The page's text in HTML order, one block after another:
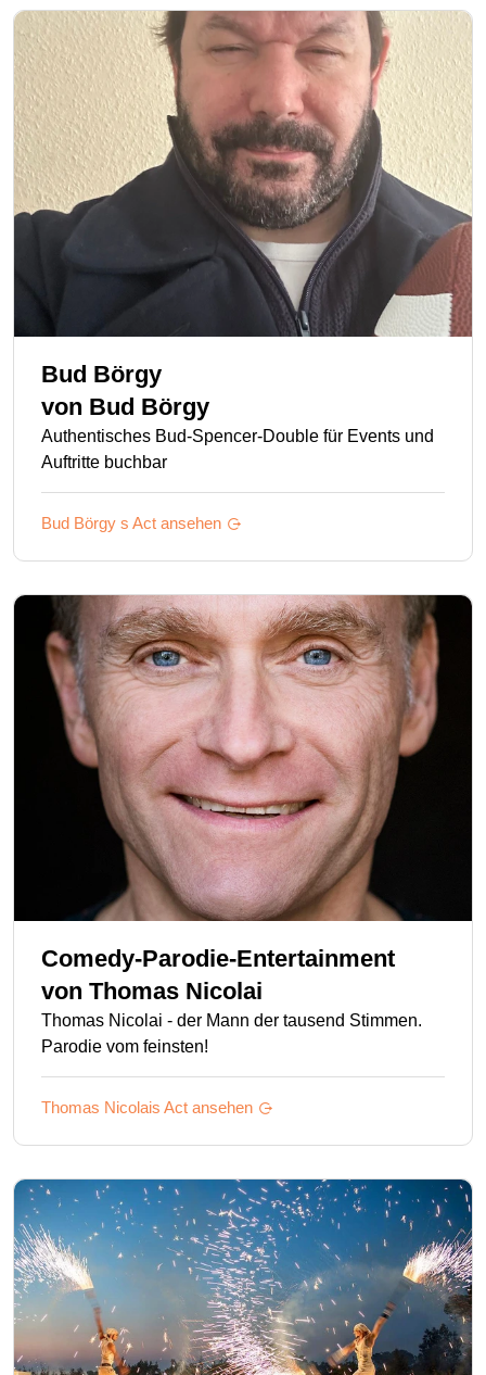
Bud Börgy
von Bud Börgy
Authentisches Bud-Spencer-Double für Events und
Auftritte buchbar
Bud Börgy s Act ansehen
Comedy-Parodie-Entertainment
von Thomas Nicolai
Thomas Nicolai - der Mann der tausend Stimmen.
Parodie vom feinsten!
Thomas Nicolais Act ansehen